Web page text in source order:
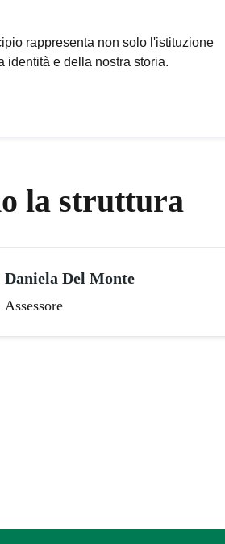
rappresenta non solo l'istituzione
identità e della nostra storia.
la struttura
Daniela Del Monte
Assessore